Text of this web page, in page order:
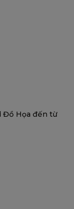
bởi VINAGO.
Đồ Họa đến từ